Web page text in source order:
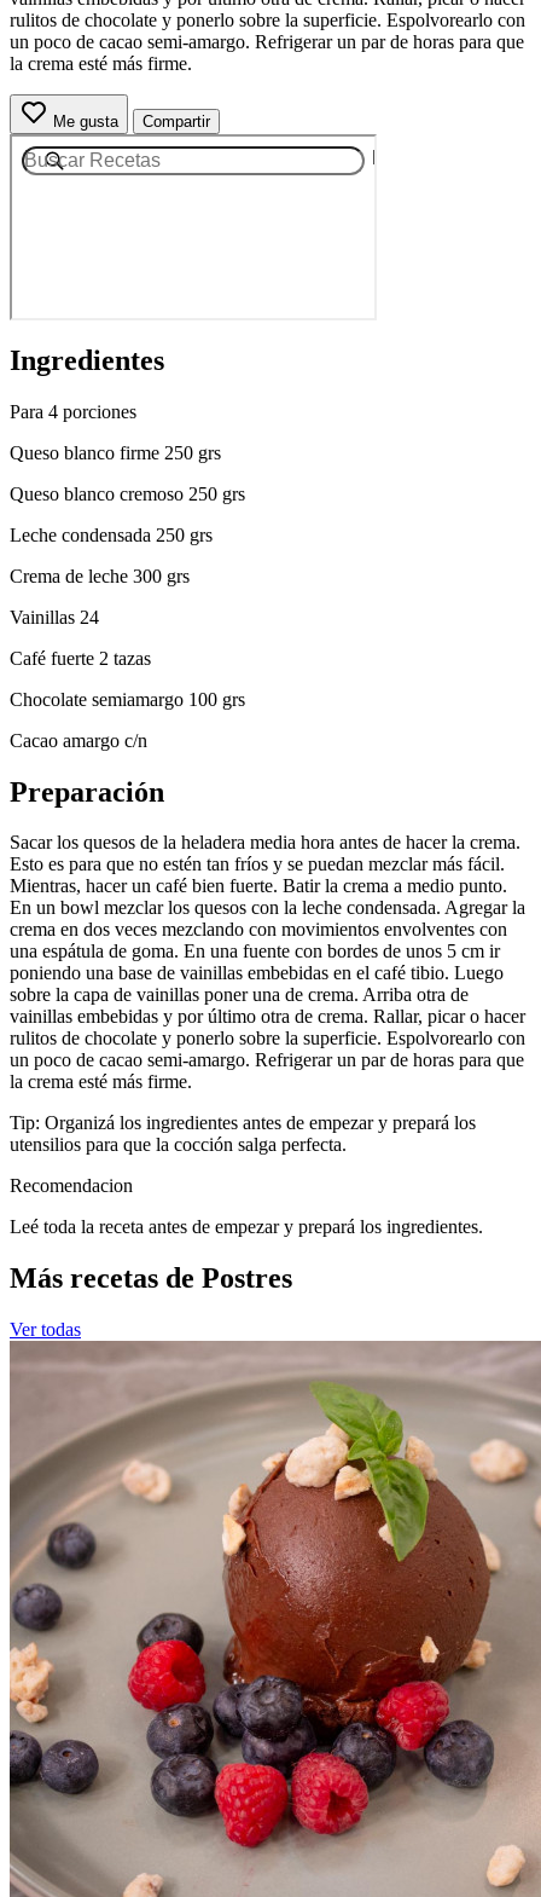
rulitos de chocolate y ponerlo sobre la superficie. Espolvorearlo con
un poco de cacao semi-amargo. Refrigerar un par de horas para que
la crema esté más firme.
Me gusta Compartir
Ingredientes
Para 4 porciones
Queso blanco firme 250 grs
Queso blanco cremoso 250 grs
Leche condensada 250 grs
Crema de leche 300 grs
Vainillas 24
Café fuerte 2 tazas
Chocolate semiamargo 100 grs
Cacao amargo c/n
Preparación
Sacar los quesos de la heladera media hora antes de hacer la crema.
Esto es para que no estén tan fríos y se puedan mezclar más fácil.
Mientras, hacer un café bien fuerte. Batir la crema a medio punto.
En un bowl mezclar los quesos con la leche condensada. Agregar la
crema en dos veces mezclando con movimientos envolventes con
una espátula de goma. En una fuente con bordes de unos 5 cm ir
poniendo una base de vainillas embebidas en el café tibio. Luego
sobre la capa de vainillas poner una de crema. Arriba otra de
vainillas embebidas y por último otra de crema. Rallar, picar o hacer
rulitos de chocolate y ponerlo sobre la superficie. Espolvorearlo con
un poco de cacao semi-amargo. Refrigerar un par de horas para que
la crema esté más firme.
Tip: Organizá los ingredientes antes de empezar y prepará los
utensilios para que la cocción salga perfecta.
Recomendacion
Leé toda la receta antes de empezar y prepará los ingredientes.
Más recetas de Postres
Ver todas